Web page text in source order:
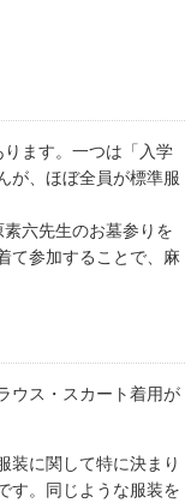
ます。一つは「入学
が、ほぼ全員が標準服
六先生のお墓参りを
て参加することで、麻
ウス・スカート着用が
装に関して特に決まり
す。同じような服装を